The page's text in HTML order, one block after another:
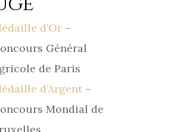
d’Or –
Général
de Paris
d’Argent–
Mondial de